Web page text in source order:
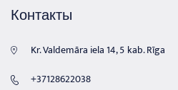
Контакты
Kr. Valdemāra iela 14, 5 kab. Rīga
+37128622038